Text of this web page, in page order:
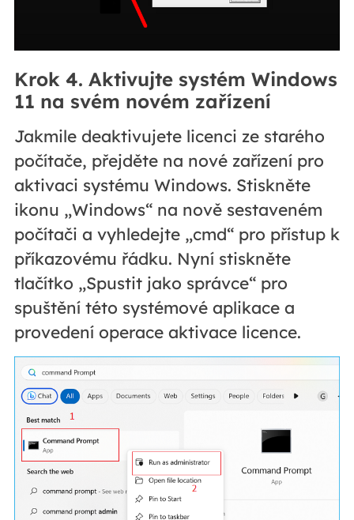
Krok 4. Aktivujte systém Windows
11 na svém novém zařízení
Jakmile deaktivujete licenci ze starého
počítače, přejděte na nové zařízení pro
aktivaci systému Windows. Stiskněte
ikonu „Windows“ na nově sestaveném
počítači a vyhledejte „cmd“ pro přístup k
příkazovému řádku. Nyní stiskněte
tlačítko „Spustit jako správce“ pro
spuštění této systémové aplikace a
provedení operace aktivace licence.